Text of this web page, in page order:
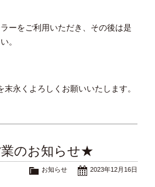
ーをご利用いただき、その後は是
。
永くよろしくお願いいたします。
のお知らせ★
2023年12月16日
お知らせ